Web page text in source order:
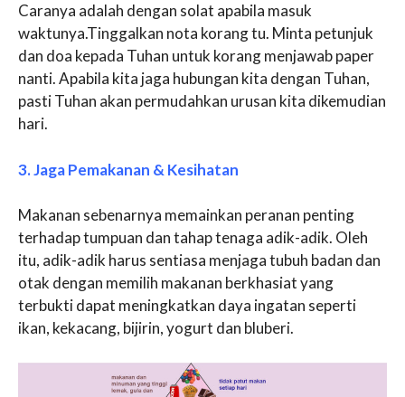
Caranya adalah dengan solat apabila masuk
waktunya.Tinggalkan nota korang tu. Minta petunjuk
dan doa kepada Tuhan untuk korang menjawab paper
nanti. Apabila kita jaga hubungan kita dengan Tuhan,
pasti Tuhan akan permudahkan urusan kita dikemudian
hari.
3. Jaga Pemakanan & Kesihatan
Makanan sebenarnya memainkan peranan penting
terhadap tumpuan dan tahap tenaga adik-adik. Oleh
itu, adik-adik harus sentiasa menjaga tubuh badan dan
otak dengan memilih makanan berkhasiat yang
terbukti dapat meningkatkan daya ingatan seperti
ikan, kekacang, bijirin, yogurt dan bluberi.